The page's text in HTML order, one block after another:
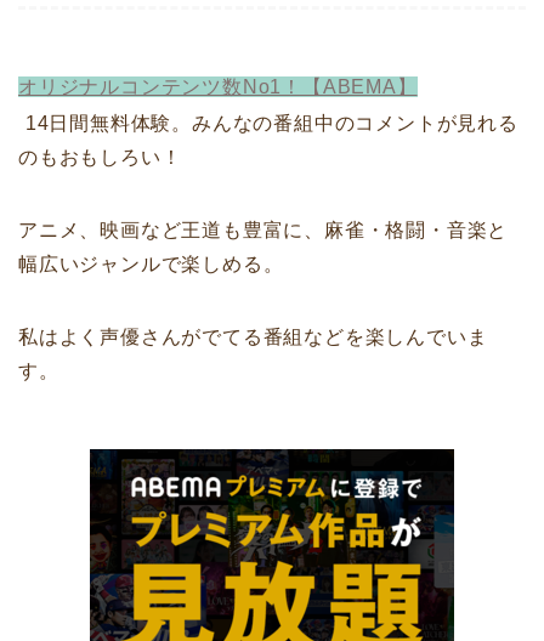
オリジナルコンテンツ数No1！【ABEMA】
14日間無料体験。みんなの番組中のコメントが見れる
のもおもしろい！
アニメ、映画など王道も豊富に、麻雀・格闘・音楽と
幅広いジャンルで楽しめる。
私はよく声優さんがでてる番組などを楽しんでいま
す。